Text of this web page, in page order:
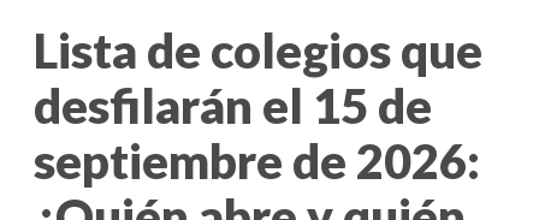
Lista de colegios que
desfilarán el 15 de
septiembre de 2026: